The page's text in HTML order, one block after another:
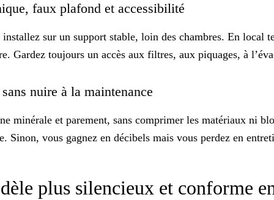
faux plafond et accessibilité
sur un support stable, loin des chambres. En local
Gardez toujours un accès aux filtres, aux piquages, à
nuire à la maintenance
minérale et parement, sans comprimer les matériaux ni
Sinon, vous gagnez en décibels mais vous perdez en
plus silencieux et conforme